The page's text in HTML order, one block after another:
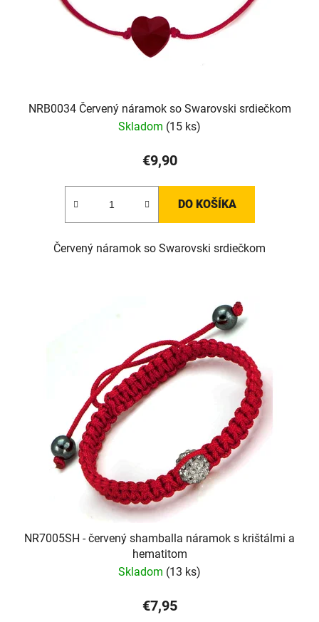
NRB0034 Červený náramok so Swarovski srdiečkom
Skladom (15 ks)
€9,90
DO KOŠÍKA
Červený náramok so Swarovski srdiečkom
NR7005SH - červený shamballa náramok s krištálmi a
hematitom
Skladom (13 ks)
€7,95